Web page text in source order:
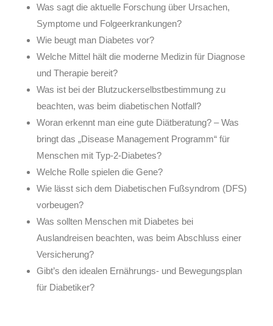
Was sagt die aktuelle Forschung über Ursachen,
Symptome und Folgeerkrankungen?
Wie beugt man Diabetes vor?
Welche Mittel hält die moderne Medizin für Diagnose
und Therapie bereit?
Was ist bei der Blutzuckerselbstbestimmung zu
beachten, was beim diabetischen Notfall?
Woran erkennt man eine gute Diätberatung? – Was
bringt das „Disease Management Programm“ für
Menschen mit Typ-2-Diabetes?
Welche Rolle spielen die Gene?
Wie lässt sich dem Diabetischen Fußsyndrom (DFS)
vorbeugen?
Was sollten Menschen mit Diabetes bei
Auslandreisen beachten, was beim Abschluss einer
Versicherung?
Gibt’s den idealen Ernährungs- und Bewegungsplan
für Diabetiker?​